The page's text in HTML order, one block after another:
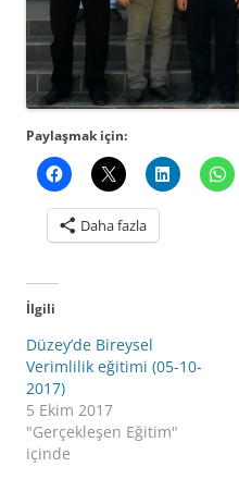
Paylaşmak için:
Daha fazla
İlgili
Düzey’de Bireysel
Verimlilik eğitimi (05-10-
2017)
5 Ekim 2017
"Gerçekleşen Eğitim"
içinde